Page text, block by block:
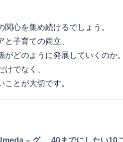
心を集め続けるでしょう。
子育ての両立、
がどのように発展していくのか
でなく、
とが大切です。